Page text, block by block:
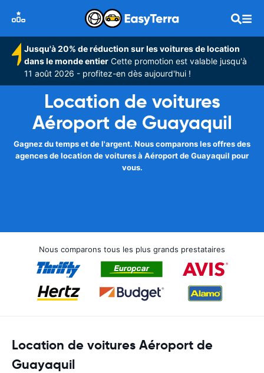
Jusqu'à 20% de réduction sur les voitures de location
dans le monde entier Cette promotion est valable jusqu'à
11 août 2026 - profitez-en dès aujourd'hui !
Location de voitures
Aéroport de Guayaquil
Gagnez du temps et de l'argent. Nous comparons les offres des
agences de location de voitures à Aéroport de Guayaquil pour
vous.
Nous comparons tous les plus grands prestataires
Location de voitures Aéroport de
Guayaquil